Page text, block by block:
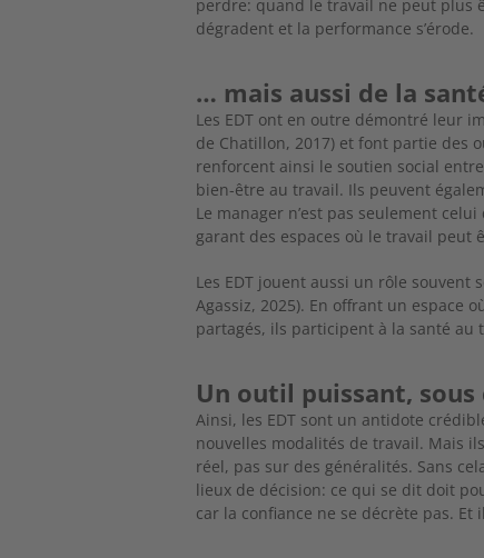
perdre: quand le travail ne peut plus
dégradent et la performance s’érode.
… mais aussi de la
Les EDT ont en outre démontré leur
de Chatillon, 2017) etfont partie des
renforcent ainsi le soutien social
bien-être au travail. Ils peuvent
Le manager n’est pas seulement
garant des espaces où le travail peut
Les EDT jouent aussi un rôle
Agassiz, 2025). En offrant un espace
partagés, ils participent à la santé au
Un outil puissant,
Ainsi, les EDT sont un antidote
nouvelles modalités de travail. Mais
réel, pas sur des généralités. Sans
lieux de décision: ce qui se dit doit
car la confiance ne se décrète pas.